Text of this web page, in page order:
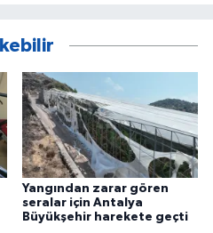
Yangından zarar gören
seralar için Antalya
Büyükşehir harekete geçti